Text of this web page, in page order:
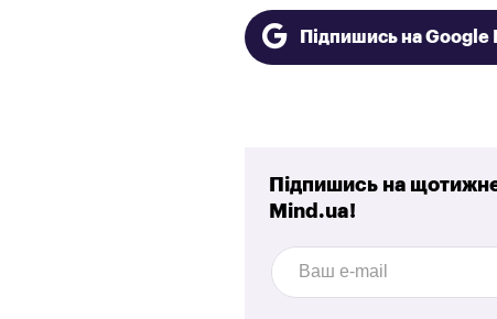
Підпишись на Google
Підпишись на
Mind.ua!